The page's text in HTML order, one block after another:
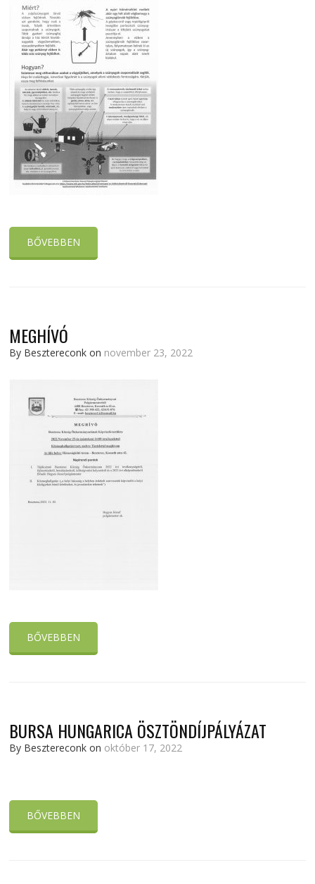
BŐVEBBEN
MEGHÍVÓ
By Besztereconk on november 23, 2022
BŐVEBBEN
BURSA HUNGARICA ÖSZTÖNDÍJPÁLYÁZAT
By Besztereconk on október 17, 2022
BŐVEBBEN